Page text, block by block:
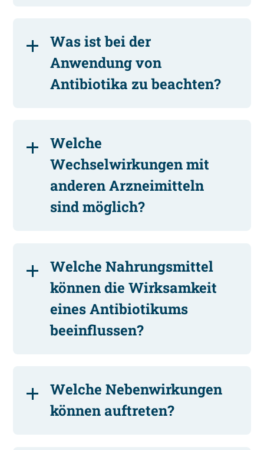
Was ist bei der
Anwendung von
Antibiotika zu beachten?
Welche
Wechselwirkungen mit
anderen Arzneimitteln
sind möglich?
Welche Nahrungsmittel
können die Wirksamkeit
eines Antibiotikums
beeinflussen?
Welche Nebenwirkungen
können auftreten?